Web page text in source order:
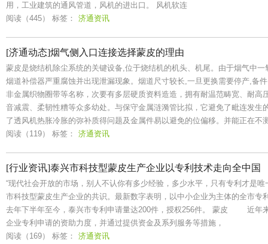
用，工业建筑的通风管道，风机的进出口。 风机软连
阅读（445） 标签： 济通资讯
[济通动态]烟气侧入口连接选择蒙皮的理由
蒙皮是烧结机除尘系统的关键设备,位于烧结机的机头、机尾。由于烟气中
烟道补偿器严重腐蚀并出现泄漏现象。烟道尺寸较长,一旦更换需要停产,备
非金属织物圈带等名称，次要有多层硬质资料造造，拥有耐温范畴宽、耐高
音减震、柔韧性糟等众多幼处。与保守金属涟漪管比拟，它避免了毗连发生
了透风机热胀冷胀的弥补质得问题及金属件易以避免的位偏移。并能正在不
阅读（119） 标签： 济通资讯
[行业资讯]泰兴市科技型蒙皮生产企业以专利技术走向全中国
“现代社会开放的市场，别人不认你有多少经验，多少水平，只有专利才是
市科技型蒙皮生产企业的共识。最新数字表明，以中小企业为主体的全市专
去年下半年至今，泰兴市专利申请量达200件，授权256件。 蒙皮 近年
企业专利申请的资助力度，并通过提供资金及系列服务等措施，
阅读（169） 标签： 济通资讯